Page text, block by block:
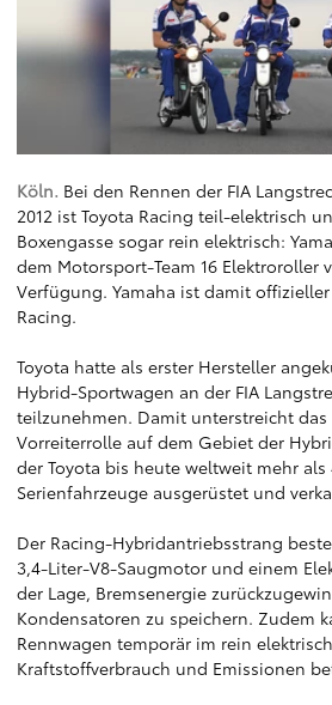
Köln. Bei den Rennen der FIA
2012 ist Toyota Racing teil-elektrisch
Boxengasse sogar rein elektrisch:
dem Motorsport-Team 16 Elektroroller
Verfügung. Yamaha ist damit
Racing.
Toyota hatte als erster Hersteller
Hybrid-Sportwagen an der FIA
teilzunehmen. Damit unterstreicht
Vorreiterrolle auf dem Gebiet der
der Toyota bis heute weltweit mehr
Serienfahrzeuge ausgerüstet und
Der Racing-Hybridantriebsstrang
3,4-Liter-V8-Saugmotor und einem
der Lage, Bremsenergie
Kondensatoren zu speichern. Zudem
Rennwagen temporär im rein
Kraftstoffverbrauch und Emissionen